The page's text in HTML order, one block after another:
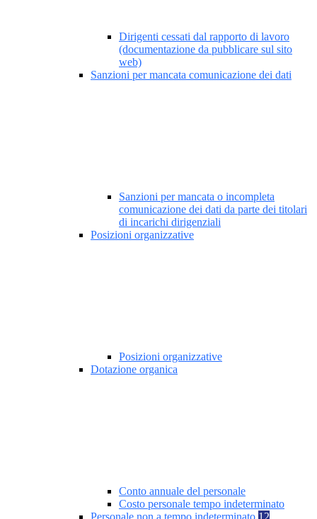
Dirigenti cessati dal rapporto di lavoro
(documentazione da pubblicare sul sito
web)
Sanzioni per mancata comunicazione dei dati
Sanzioni per mancata o incompleta
comunicazione dei dati da parte dei titolari
di incarichi dirigenziali
Posizioni organizzative
Posizioni organizzative
Dotazione organica
Conto annuale del personale
Costo personale tempo indeterminato